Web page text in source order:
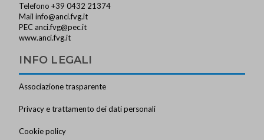
Telefono +39 0432 21374
Mailinfo@anci.fvg.it
PEC anci.fvg@pec.it
www.anci.fvg.it
INFO LEGALI
Associazione trasparente
Privacy e trattamento dei dati personali
Cookie policy